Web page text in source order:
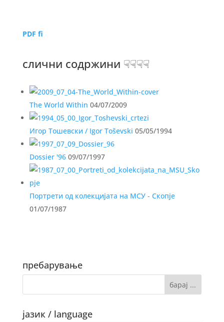
PDF fi
слични содржини ☟☟☟☟
The World Within 04/07/2009
Игор Тошевски / Igor Toševski 05/05/1994
Dossier '9609/07/1997
Портрети од колекцијата на МСУ - Скопје
01/07/1987
пребарување
јазик / language